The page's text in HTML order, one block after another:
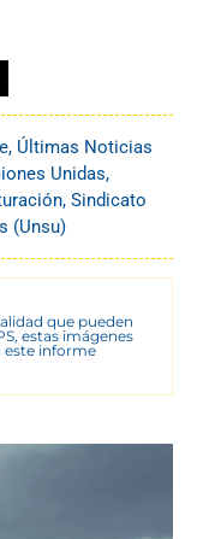
, Últimas Noticias
Unidas,
, Sindicato
(Unsu)
que pueden
estas imágenes
este informe